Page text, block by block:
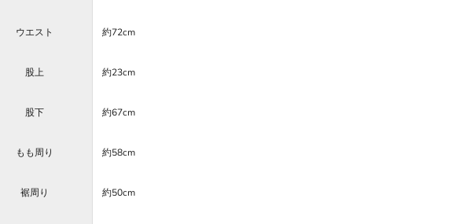
ウエスト 約72cm
股上 約23cm
股下 約67cm
もも周り 約58cm
裾周り 約50cm